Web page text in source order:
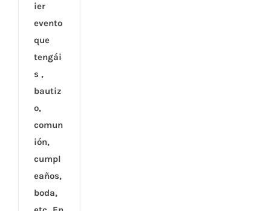
ier
evento
que
tengái
s ,
bautiz
o,
comun
ión,
cumpl
eaños,
boda,